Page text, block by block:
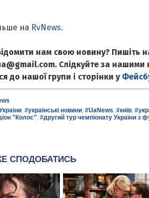
на RvNews.
нам свою новину? Пишіть
Слідкуйте за нашими
до нашої групи і сторінки у
, #українські новини, #UaNews, #київ,
"Колос", #другий тур чемпіонату України з